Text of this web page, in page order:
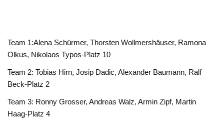
Team 1:Alena Schürmer, Thorsten Wollmershäuser, Ramona
Olkus, Nikolaos Typos-Platz 10
Team 2: Tobias Hirn, Josip Dadic, Alexander Baumann, Ralf
Beck-Platz 2
Team 3: Ronny Grosser, Andreas Walz, Armin Zipf, Martin
Haag-Platz 4